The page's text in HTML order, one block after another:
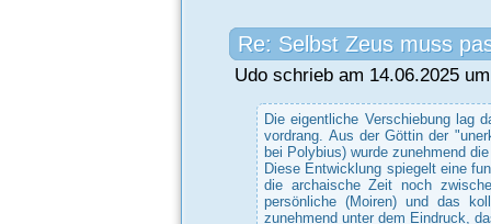
Re: Selbst Zeus muss
Udo schrieb am 14.06.2025
Die eigentliche Verschiebung lag
vordrang. Aus der Göttin der
bei Polybius) wurde zunehmend
Diese Entwicklung spiegelt eine
die archaische Zeit noch
persönliche (Moiren) und das
zunehmend unter dem Eindruck,